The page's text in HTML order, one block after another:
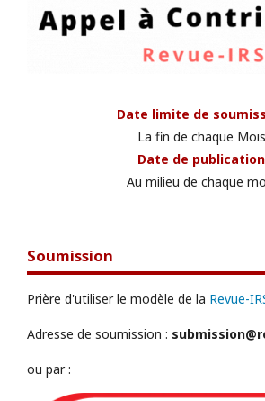
Date limite de
La fin de chaque Mois
Date de publication
Au milieu de chaque
Soumission
Prière d'utiliser le modèle de la Revue-
Adresse de soumission :
ou par :